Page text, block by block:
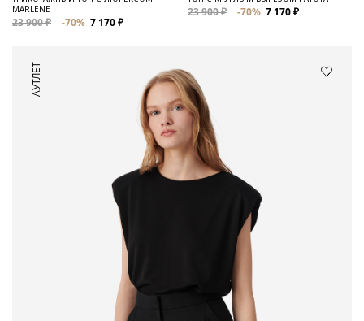
MARLENE
23 900 ₽ -70% 7 170 ₽
23 900 ₽ -70% 7 170 ₽
АУТЛЕТ